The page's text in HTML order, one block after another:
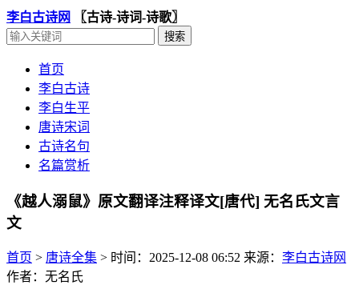
李白古诗网 〖古诗-诗词-诗歌〗
首页
李白古诗
李白生平
唐诗宋词
古诗名句
名篇赏析
《越人溺鼠》原文翻译注释译文[唐代] 无名氏文言
文
首页 > 唐诗全集 > 时间：2025-12-08 06:52 来源： 李白古诗网
作者：无名氏